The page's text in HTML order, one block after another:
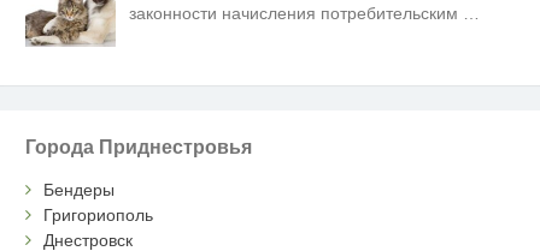
законности начисления потребительским …
Города Приднестровья
Бендеры
Григориополь
Днестровск